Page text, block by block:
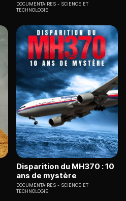
DOCUMENTAIRES
SCIENCE ET
TECHNOLOGIE
Disparition du MH370 : 10
ans de mystère
DOCUMENTAIRES
SCIENCE ET
TECHNOLOGIE